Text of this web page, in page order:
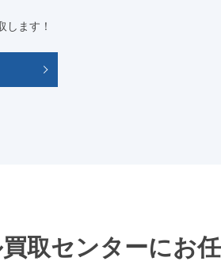
します！
取センターにお任